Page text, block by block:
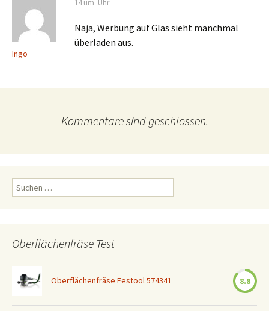
Ingo
14 um Uhr
Naja, Werbung auf Glas sieht manchmal
überladen aus.
Kommentare sind geschlossen.
Suchen
nach:
Oberflächenfräse Test
Oberflächenfräse Festool 574341 8.8